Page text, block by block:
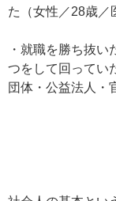
た（女性／28歳／
・就職を勝ち抜
つをして回ってい
団体・公益法人・